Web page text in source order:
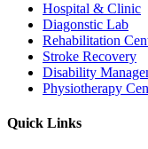
Hospital & Clinic
Diagonstic Lab
Rehabilitation
Stroke Recovery
Disability
Physiotherapy
Quick Links